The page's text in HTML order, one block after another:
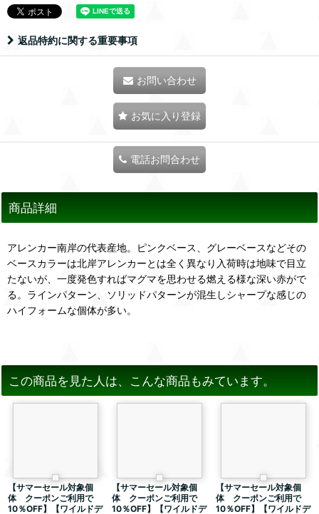
返品特約に関する重要事項
お問い合わせ
お気に入り登録
電話お問合わせ
商品詳細
アレンカー南岸の代表産地。ピンクベース、グレーベースなどその
ベースカラーは北岸アレンカーとは全く異なり入荷時は地味で目立
たないが、一度発色すればマグマを思わせる燃える様な深い赤がで
る。ラインパターン、ソリッドパターンが混生しシャープな感じの
ハイフォームな個体が多い。
この商品を見た人は、こんな商品もみています。
【サマーセール対象個
体 クーポンご利用で
10％OFF】【ワイルドデ
【サマーセール対象個
体 クーポンご利用で
10％OFF】【ワイルドデ
【サマーセール対象個
体 クーポンご利用で
10％OFF】【ワイルドデ